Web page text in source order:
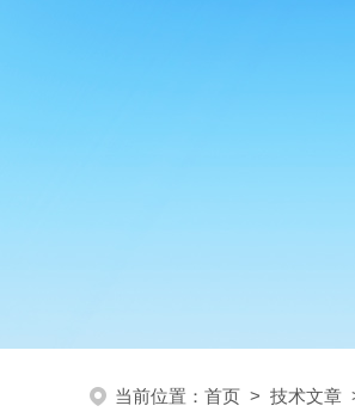
当前位置： 首页 > 技术文章